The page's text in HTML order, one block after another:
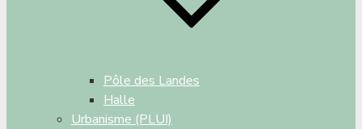
Pôle des Landes
Halle
Urbanisme (PLUI)